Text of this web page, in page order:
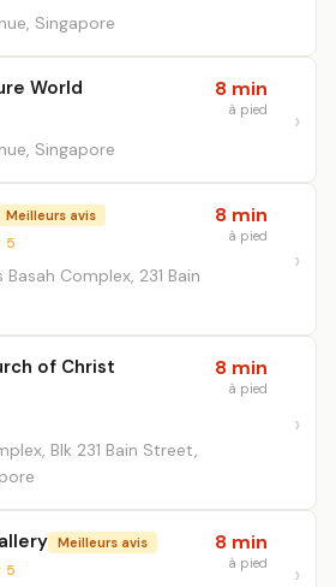
Singapore
World
Singapore
8 min
à pied
Meilleurs avis
5
Complex, 231 Bain
8 min
à pied
of Christ
Blk 231 Bain Street,
8 min
à pied
Meilleurs avis
5
8 min
à pied